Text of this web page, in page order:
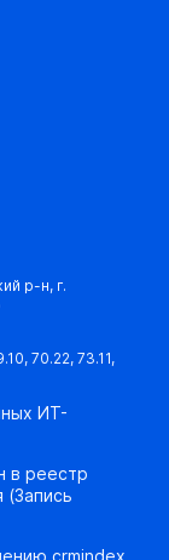
р-н, г.
70.22, 73.11,
ИТ-
в реестр
(Запись
crmindex.